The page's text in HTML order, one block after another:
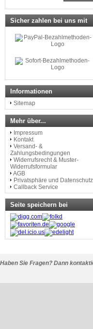
Sicher zahlen bei uns mit
Informationen
Sitemap
Mehr über...
Impressum
Kontakt
Versand- &
Zahlungsbedingungen
Widerrufsrecht & Muster-
Widerrufsformular
AGB
Privatsphäre und Datenschutz
Callback Service
Seite speichern bei
Haben Sie Fragen? Dann